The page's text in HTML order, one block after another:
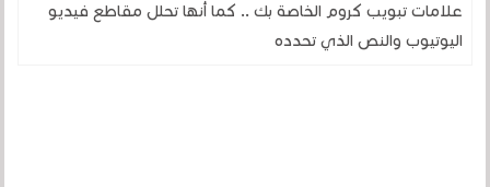
علامات تبويب كروم الخاصة بك .. كما أنها تحلل مقاطع فيديو
اليوتيوب والنص الذي تحدده